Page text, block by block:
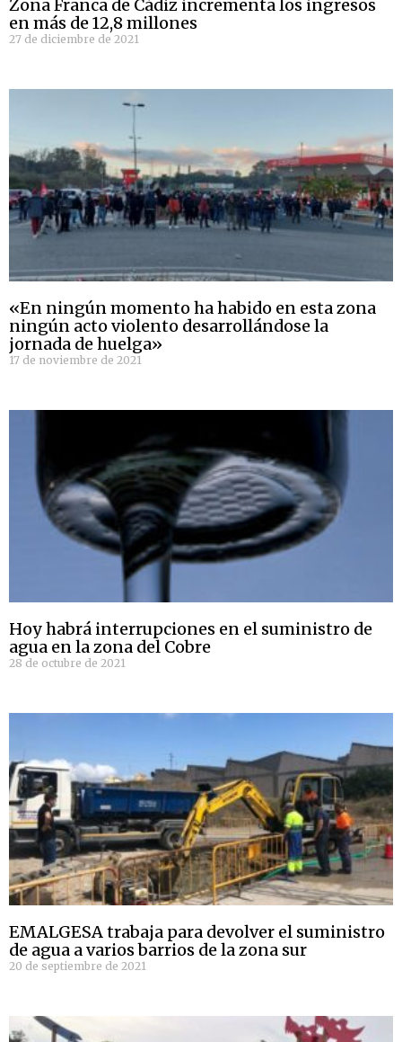
Zona Franca de Cádiz incrementa los ingresos
en más de 12,8 millones
27 de diciembre de 2021
«En ningún momento ha habido en esta zona
ningún acto violento desarrollándose la
jornada de huelga»
17 de noviembre de 2021
Hoy habrá interrupciones en el suministro de
agua en la zona del Cobre
28 de octubre de 2021
EMALGESA trabaja para devolver el suministro
de agua a varios barrios de la zona sur
20 de septiembre de 2021